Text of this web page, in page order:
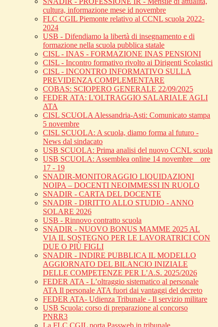
cultura, informazione mese id novembre
FLC CGIL Piemonte relativo al CCNL scuola 2022-
2024
USB - Difendiamo la libertà di insegnamento e di
formazione nella scuola pubblica statale
CISL - INAS - FORMAZIONE INAS PENSIONI
CISL - Incontro formativo rivolto ai Dirigenti Scolastici
CISL - INCONTRO INFORMATIVO SULLA
PREVIDENZA COMPLEMENTARE
COBAS: SCIOPERO GENERALE 22/09/2025
FEDER ATA: L'OLTRAGGIO SALARIALE AGLI
ATA
CISL SCUOLA Alessandria-Asti: Comunicato stampa
5 novembre
CISL SCUOLA: A scuola, diamo forma al futuro -
News dal sindacato
USB SCUOLA: Prima analisi del nuovo CCNL scuola
USB SCUOLA: Assemblea online 14 novembre _ ore
17 - 19
SNADIR-MONITORAGGIO LIQUIDAZIONI
NOIPA – DOCENTI NEOIMMESSI IN RUOLO
SNADIR - CARTA DEL DOCENTE
SNADIR - DIRITTO ALLO STUDIO - ANNO
SOLARE 2026
USB - Rinnovo contratto scuola
SNADIR - NUOVO BONUS MAMME 2025 AL
VIA IL SOSTEGNO PER LE LAVORATRICI CON
DUE O PIÙ FIGLI
SNADIR - INDIRE PUBBLICA IL MODELLO
AGGIORNATO DEL BILANCIO INIZIALE
DELLE COMPETENZE PER L’A.S. 2025/2026
FEDER ATA - L’oltraggio sistematico al personale
ATA Il personale ATA fuori dai vantaggi del decreto
FEDER ATA- Udienza Tribunale - Il servizio militare
USB Scuola: corso di preparazione al concorso
PNRR3